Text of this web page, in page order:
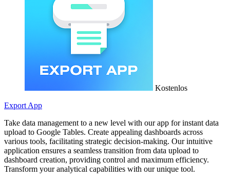
Kostenlos
Export App
Take data management to a new level with our app for instant data
upload to Google Tables. Create appealing dashboards across
various tools, facilitating strategic decision-making. Our intuitive
application ensures a seamless transition from data upload to
dashboard creation, providing control and maximum efficiency.
Transform your analytical capabilities with our unique tool.